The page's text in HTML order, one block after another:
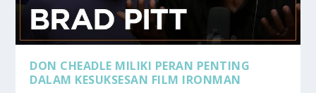
DON CHEADLE MILIKI PERAN PENTING
DALAM KESUKSESAN FILM IRONMAN